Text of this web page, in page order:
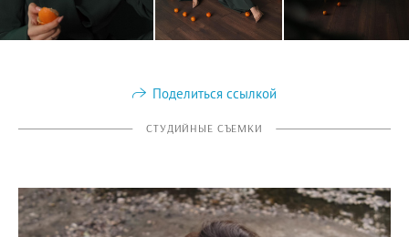
Поделиться ссылкой
СТУДИЙНЫЕ СЪЕМКИ